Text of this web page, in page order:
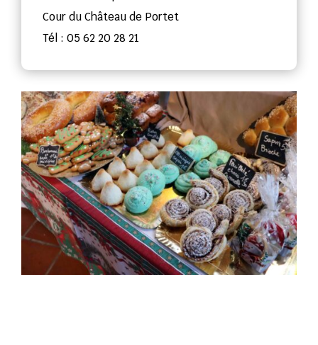
Cour du Château de Portet
Tél : 05 62 20 28 21